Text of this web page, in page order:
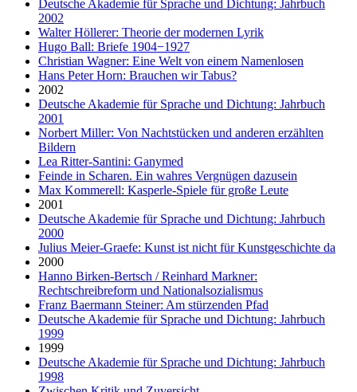
Deutsche Akademie für Sprache und Dichtung: Jahrbuch
2002
Walter Höllerer: Theorie der modernen Lyrik
Hugo Ball: Briefe 1904−1927
Christian Wagner: Eine Welt von einem Namenlosen
Hans Peter Horn: Brauchen wir Tabus?
2002
Deutsche Akademie für Sprache und Dichtung: Jahrbuch
2001
Norbert Miller: Von Nachtstücken und anderen erzählten
Bildern
Lea Ritter-Santini: Ganymed
Feinde in Scharen. Ein wahres Vergnügen dazusein
Max Kommerell: Kasperle-Spiele für große Leute
2001
Deutsche Akademie für Sprache und Dichtung: Jahrbuch
2000
Julius Meier-Graefe: Kunst ist nicht für Kunstgeschichte da
2000
Hanno Birken-Bertsch / Reinhard Markner:
Rechtschreibreform und Nationalsozialismus
Franz Baermann Steiner: Am stürzenden Pfad
Deutsche Akademie für Sprache und Dichtung: Jahrbuch
1999
1999
Deutsche Akademie für Sprache und Dichtung: Jahrbuch
1998